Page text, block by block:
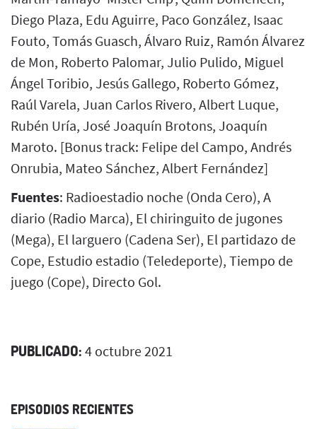
Diego Plaza, Edu Aguirre, Paco González, Isaac
Fouto, Tomás Guasch, Álvaro Ruiz, Ramón Álvarez
de Mon, Roberto Palomar, Julio Pulido, Miguel
Ángel Toribio, Jesús Gallego, Roberto Gómez,
Raúl Varela, Juan Carlos Rivero, Albert Luque,
Rubén Uría, José Joaquín Brotons, Joaquín
Maroto. [Bonus track: Felipe del Campo, Andrés
Onrubia, Mateo Sánchez, Albert Fernández]
Fuentes: Radioestadio noche (Onda Cero), A
diario (Radio Marca), El chiringuito de jugones
(Mega), El larguero (Cadena Ser), El partidazo de
Cope, Estudio estadio (Teledeporte), Tiempo de
juego (Cope), Directo Gol.
PUBLICADO: 4 octubre 2021
EPISODIOS RECIENTES